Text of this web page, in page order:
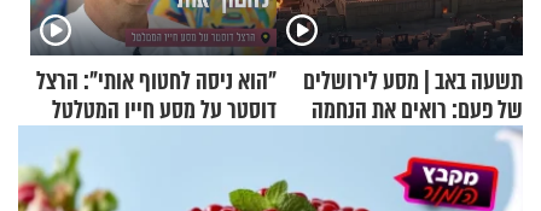
תשעה באב | מסע לירושלים
של פעם: רואים את הנחמה
"הוא ניסה לחטוף אותי": הרצל
דוסטר על מסע חייו המטלטל